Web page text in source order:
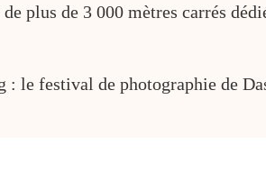
plus de 3 000 mètres carrés
le festival de photographie de